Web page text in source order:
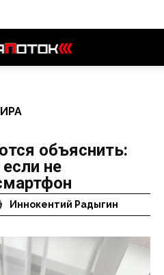
объяснить:
не
Иннокентий Радыгин